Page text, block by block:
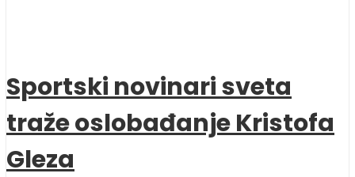
Sportski novinari sveta
traže oslobađanje Kristofa
Gleza